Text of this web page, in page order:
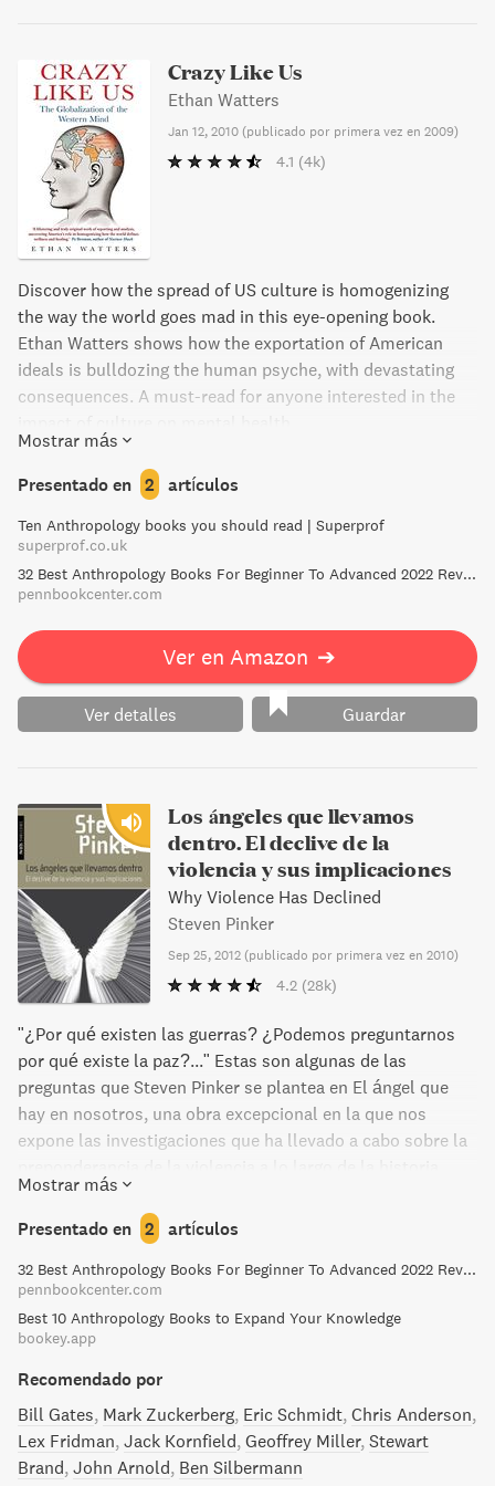
Crazy Like Us
Ethan Watters
Jan 12, 2010 (publicado por primera vez en 2009)
4.1 (4k)
Discover how the spread of US culture is homogenizing
the way the world goes mad in this eye-opening book.
Ethan Watters shows how the exportation of American
ideals is bulldozing the human psyche, with devastating
consequences. A must-read for anyone interested in the
Mostrar más
Presentado en 2 artículos
Ten Anthropology books you should read | Superprof
superprof.co.uk
32 Best Anthropology Books For Beginner To Advanced 2022 Review
pennbookcenter.com
Ver en Amazon ➔
Ver detalles Guardar
Los ángeles que llevamos
dentro. El declive de la
violencia y sus implicaciones
Why Violence Has Declined
Steven Pinker
Sep 25, 2012 (publicado por primera vez en 2010)
4.2 (28k)
"¿Por qué existen las guerras? ¿Podemos preguntarnos
por qué existe la paz?..." Estas son algunas de las
preguntas que Steven Pinker se plantea en El ángel que
hay en nosotros, una obra excepcional en la que nos
expone las investigaciones que ha llevado a cabo sobre la
Estas investigaciones le han llevado a concluir que, pese a
las guerras de Irak, Afganistán, Darfur y de otros conflictos
actuales, vivimos en una época en la que la violencia ha
disminuido enormemente respecto de tiempos pasados.
La violencia es un fenómeno que se ha desarrollado
durante milenios y no cabe duda de que, como nos explica
Pinker, su declive tiene unas profundas implicaciones.
Disfrutamos la paz de la que gozamos ahora porque las
generaciones pasadas vivieron atenazadas por la violencia
y ello les obligó a esforzarse para ponerle límites, y en el
mundo contemporáneo somos nosotros quienes debemos
Mostrar más
Presentado en 2 artículos
32 Best Anthropology Books For Beginner To Advanced 2022 Review
pennbookcenter.com
Best 10 Anthropology Books to Expand Your Knowledge
bookey.app
Recomendado por
Bill Gates Mark Zuckerberg Eric Schmidt Chris Anderson
Lex Fridman Jack Kornfield Geoffrey Miller Stewart
Brand John Arnold Ben Silbermann